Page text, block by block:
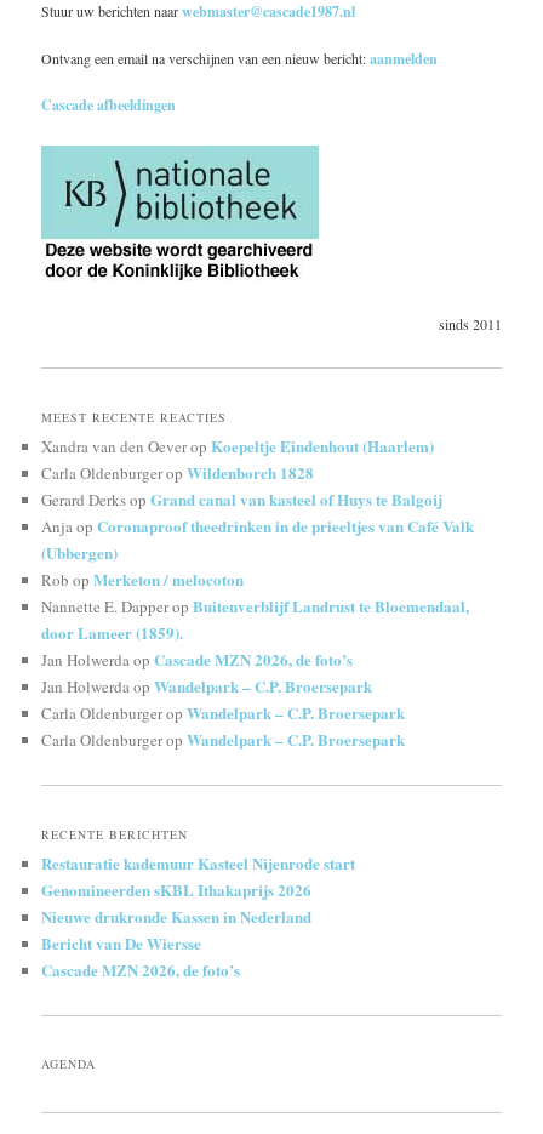
Stuur uw berichten naarwebmaster@cascade1987.nl
Ontvang een email na verschijnen van een nieuw bericht:aanmelden
Cascade afbeeldingen
sinds 2011
MEEST RECENTE REACTIES
Xandra van den OeveropKoepeltje Eindenhout (Haarlem)
Carla OldenburgeropWildenborch 1828
Gerard DerksopGrand canal van kasteel of Huys te Balgoij
AnjaopCoronaproof theedrinken in de prieeltjes van Café Valk
(Ubbergen)
Rob opMerketon / melocoton
Nannette E. DapperopBuitenverblijf Landrust te Bloemendaal,
door Lameer (1859).
Jan HolwerdaopCascade MZN 2026, de foto’s
Jan HolwerdaopWandelpark – C.P. Broersepark
Carla OldenburgeropWandelpark – C.P. Broersepark
Carla OldenburgeropWandelpark – C.P. Broersepark
RECENTE BERICHTEN
Restauratie kademuur Kasteel Nijenrode start
Genomineerden sKBL Ithakaprijs 2026
Nieuwe drukronde Kassen in Nederland
Bericht van De Wiersse
Cascade MZN 2026, de foto’s
AGENDA